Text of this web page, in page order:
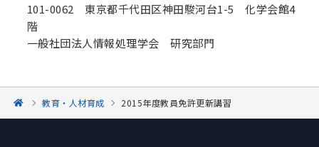
101-0062 東京都千代田区神田駿河台1-5 化学会館4
階
一般社団法人情報処理学会 研究部門
教育・人材育成 2015年度教員免許更新講習